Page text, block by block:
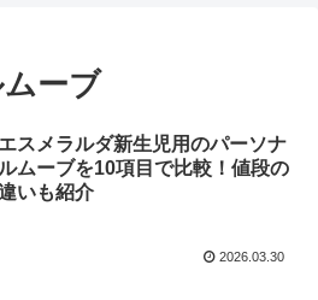
ーブ
エスメラルダ新生児用のパーソナ
ルムーブを10項目で比較！値段の
いも紹介
2026.03.30